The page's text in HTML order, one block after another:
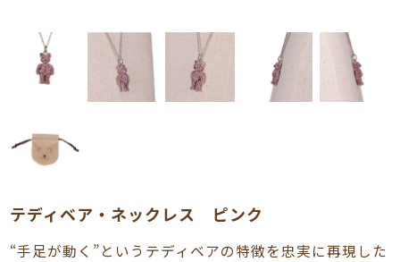
テディベア・ネックレス ピンク
“手足が動く”というテディベアの特徴を忠実に再現した